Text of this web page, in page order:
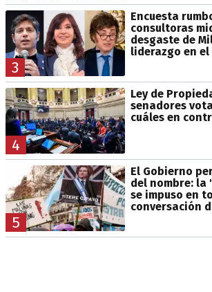
3
Encuesta
consultoras
desgaste de
liderazgo en
4
Ley de
senadores
cuáles en
5
El Gobierno
del nombre: la
se impuso en
conversación